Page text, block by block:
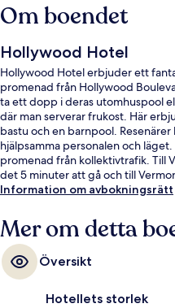
Om boendet
Hollywood Hotel
Hollywood Hotel erbjuder ett
promenad från Hollywood
ta ett dopp i deras utomhuspool
där man serverar frukost. Här
bastu och en barnpool.
hjälpsamma personalen och
promenad från kollektivtrafik. Till
det 5 minuter att gå och till
Information om avbokningsrätt
Mer om detta
Översikt
Hotellets storlek